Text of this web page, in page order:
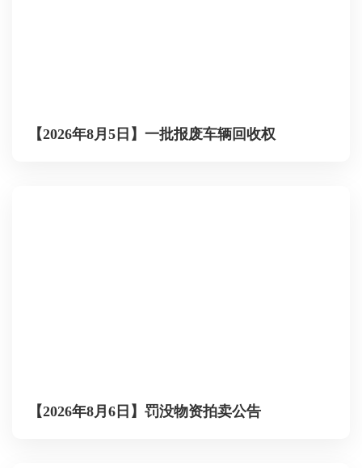
【2026年8月5日】一批报废车辆回收权
【2026年8月6日】罚没物资拍卖公告